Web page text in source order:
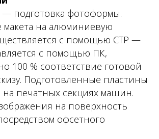
подготовка фотоформы.
макета на алюминиевую
с помощью CTP —
с помощью ПК,
100 % соответствие готовой
Подготовленные пластины
печатных секциях машин.
на поверхность
офсетного